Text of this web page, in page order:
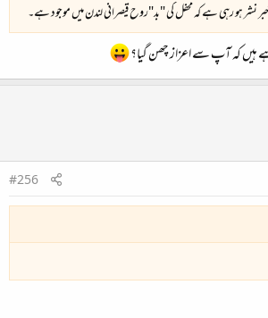
نشر ہو رہی ہے کہ محفل کی "بد"روح قیصرانی لندن میں موجود ہے۔
کہ آپ سے اعزاز چھن گیا؟
#256